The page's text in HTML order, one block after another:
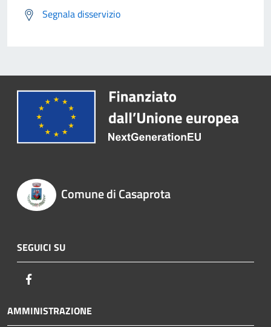
Segnala disservizio
Comune di Casaprota
SEGUICI SU
AMMINISTRAZIONE